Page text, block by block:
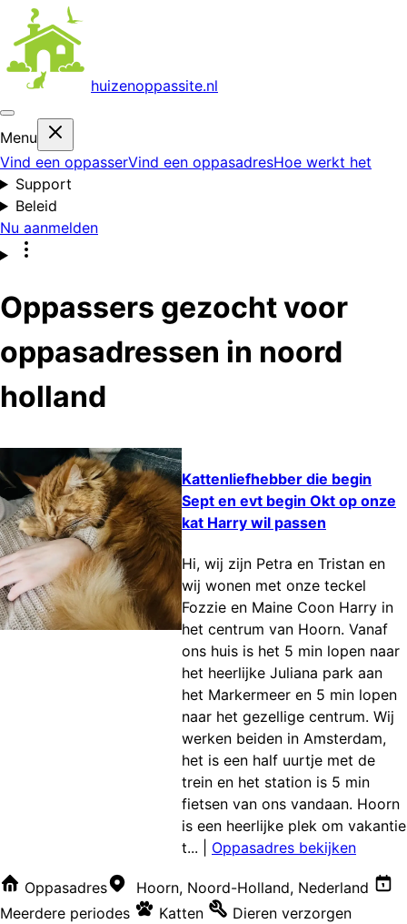
huizenoppassite.nl
Menu
Vind een oppasserVind een oppasadresHoe werkt het
Support
Beleid
Nu aanmelden
Oppassers gezocht voor
oppasadressen in noord
holland
Kattenliefhebber die begin
Sept en evt begin Okt op onze
kat Harry wil passen
Hi, wij zijn Petra en Tristan en
wij wonen met onze teckel
Fozzie en Maine Coon Harry in
het centrum van Hoorn. Vanaf
ons huis is het 5 min lopen naar
het heerlijke Juliana park aan
het Markermeer en 5 min lopen
naar het gezellige centrum. Wij
werken beiden in Amsterdam,
het is een half uurtje met de
trein en het station is 5 min
fietsen van ons vandaan. Hoorn
is een heerlijke plek om vakantie
t...
Oppasadres bekijken
Oppasadres
Hoorn, Noord-Holland, Nederland
Meerdere periodes
Katten Dieren verzorgen